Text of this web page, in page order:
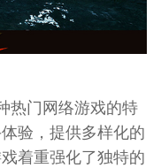
门网络游戏的特
验，提供多样化的
着重强化了独特的